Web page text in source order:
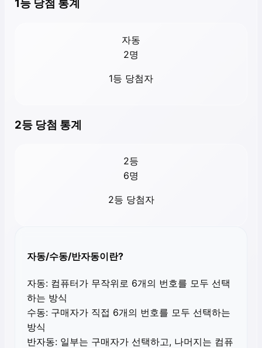
1등 당첨 통계
자동
2명
1등 당첨자
2등 당첨 통계
2등
6명
2등 당첨자
자동/수동/반자동이란?
자동: 컴퓨터가 무작위로 6개의 번호를 모두 선택
하는 방식
수동: 구매자가 직접 6개의 번호를 모두 선택하는
방식
반자동: 일부는 구매자가 선택하고, 나머지는 컴퓨